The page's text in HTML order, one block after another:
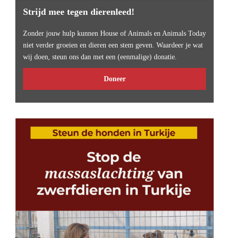
Strijd mee tegen dierenleed!
Zonder jouw hulp kunnen House of Animals en Animals Today
niet verder groeien en dieren een stem geven. Waardeer je wat
wij doen, steun ons dan met een (eenmalige) donatie.
Doneer